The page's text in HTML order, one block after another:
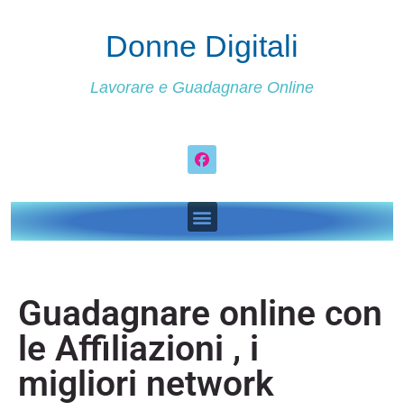
Donne Digitali
Lavorare e Guadagnare Online
Guadagnare online con
le Affiliazioni , i
migliori network